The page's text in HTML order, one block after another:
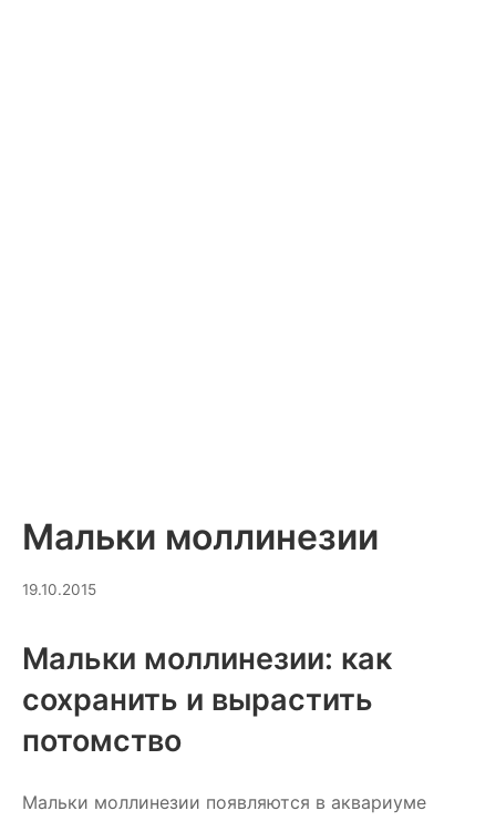
Мальки моллинезии
19.10.201512.07.2026
Мальки моллинезии: как
сохранить и вырастить
потомство
Мальки моллинезии появляются в аквариуме